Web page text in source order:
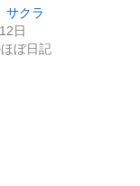
サクラ
日
ぼ日記